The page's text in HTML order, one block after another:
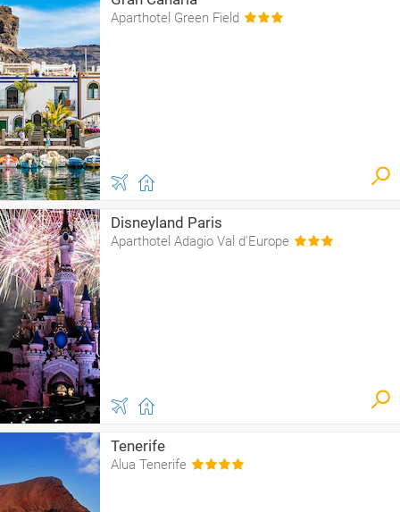
Aparthotel Green Field
Disneyland Paris
Aparthotel Adagio Val d'Europe
Tenerife
Alua Tenerife